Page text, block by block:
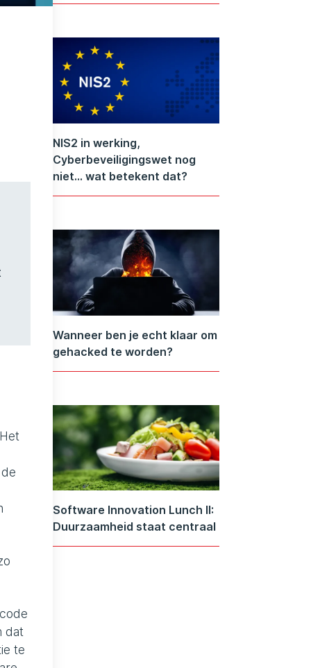
dat
te
NIS2 in werking,
Cyberbeveiligingswet nog
niet… wat betekent dat?
Wanneer ben je echt klaar om
gehacked te worden?
Software Innovation Lunch II:
Duurzaamheid staat centraal